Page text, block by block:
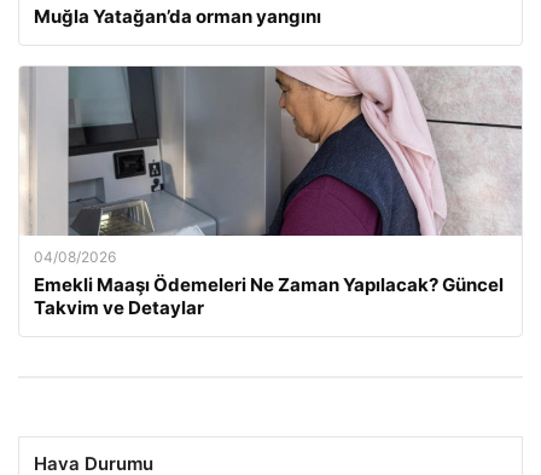
Muğla Yatağan’da orman yangını
04/08/2026
Emekli Maaşı Ödemeleri Ne Zaman Yapılacak? Güncel
Takvim ve Detaylar
Hava Durumu